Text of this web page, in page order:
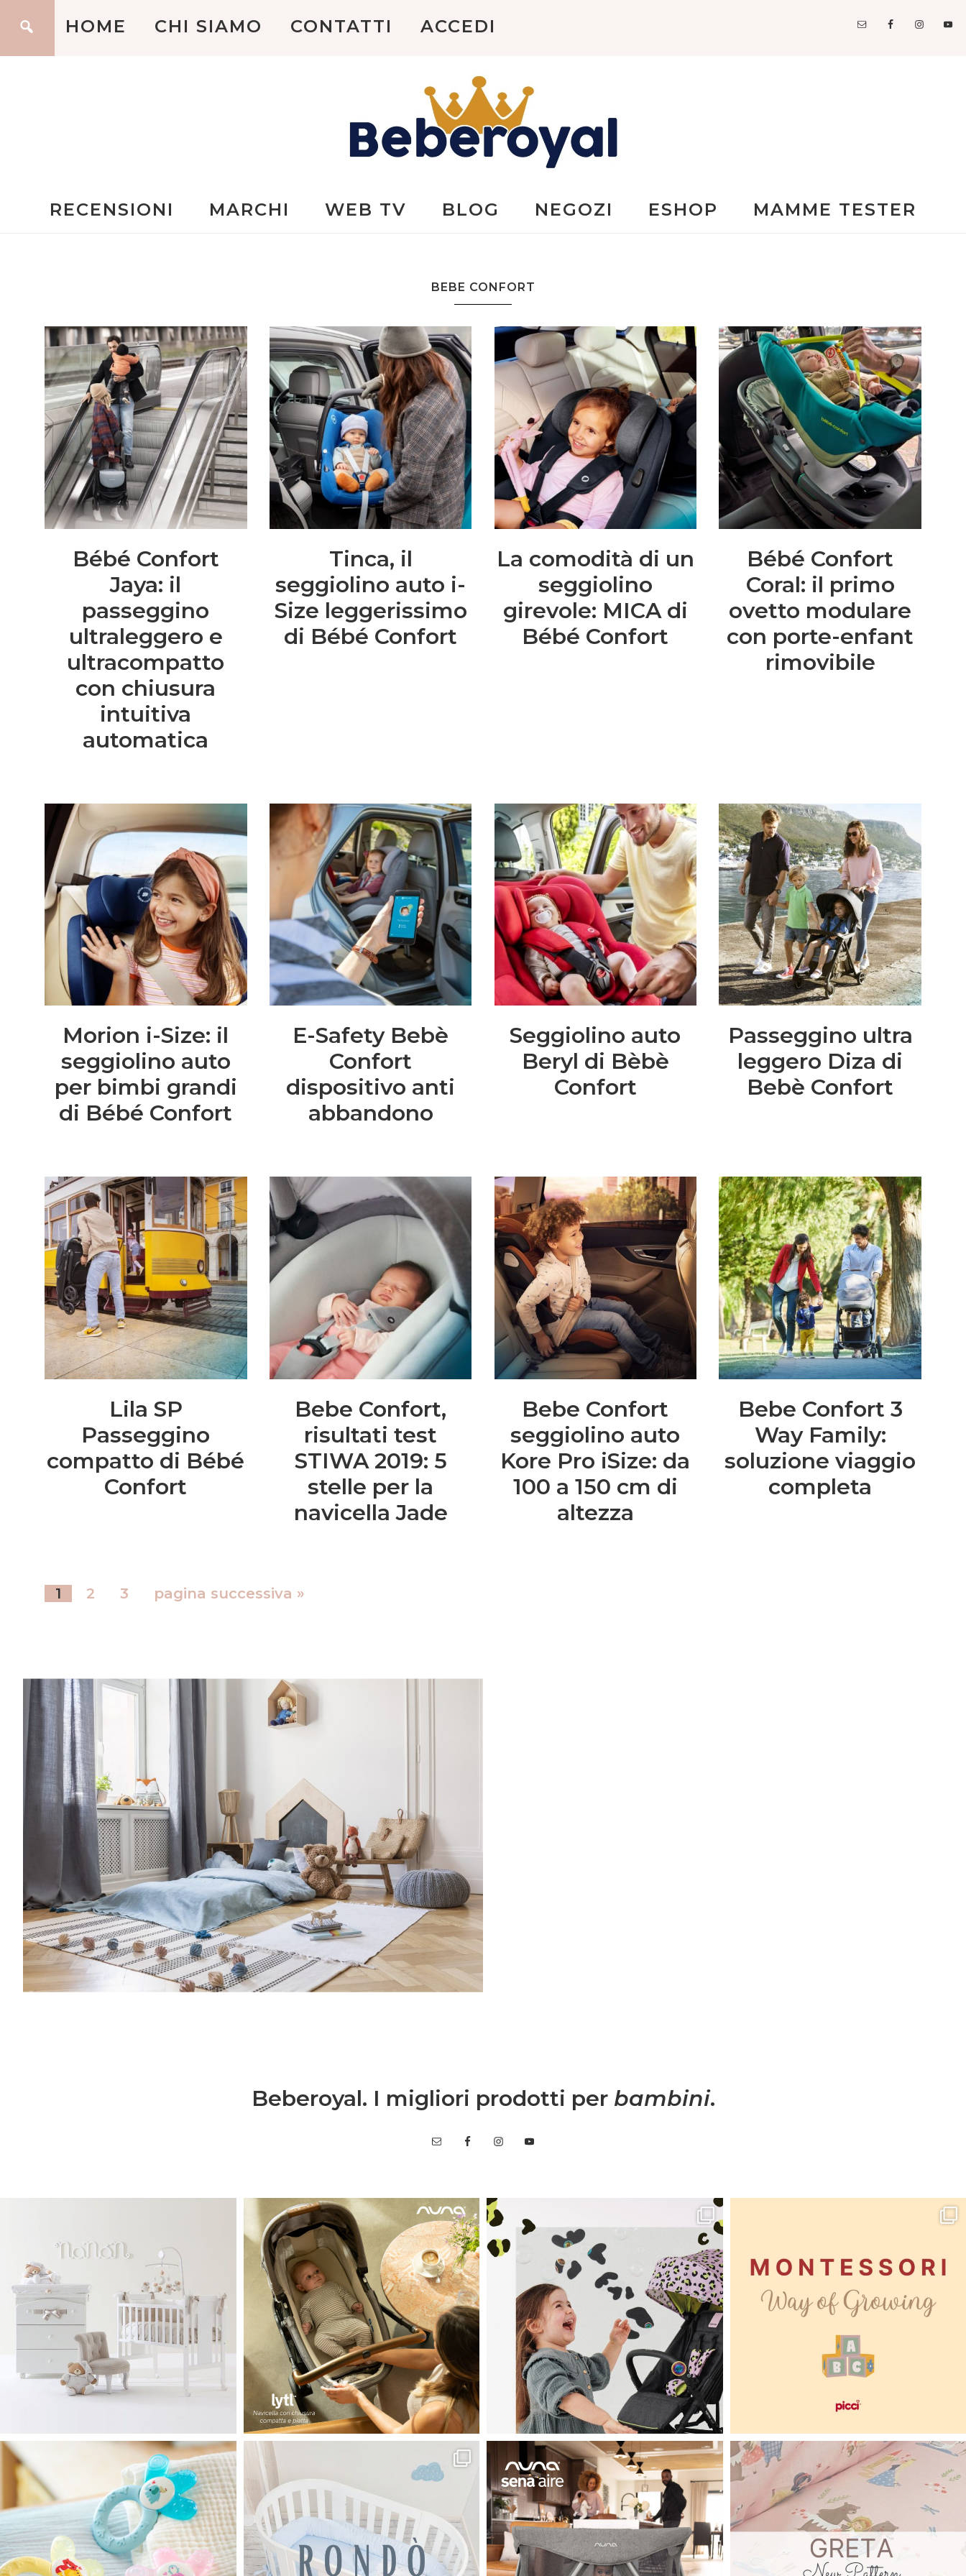
HOME CHI SIAMO CONTATTI ACCEDI
Beberoyal
RECENSIONI MARCHI WEB TV BLOG NEGOZI ESHOP MAMME TESTER
BEBE CONFORT
Bébé Confort
Jaya: il
passeggino
ultraleggero e
ultracompatto
con chiusura
intuitiva
automatica
Tinca, il
seggiolino auto i-
Size leggerissimo
di Bébé Confort
La comodità di un
seggiolino
girevole: MICA di
Bébé Confort
Bébé Confort
Coral: il primo
ovetto modulare
con porte-enfant
rimovibile
Morion i-Size: il
seggiolino auto
per bimbi grandi
di Bébé Confort
E-Safety Bebè
Confort
dispositivo anti
abbandono
Seggiolino auto
Beryl di Bèbè
Confort
Passeggino ultra
leggero Diza di
Bebè Confort
Lila SP
Passeggino
compatto di Bébé
Confort
Bebe Confort,
risultati test
STIWA 2019: 5
stelle per la
navicella Jade
Bebe Confort
seggiolino auto
Kore Pro iSize: da
100 a 150 cm di
altezza
Bebe Confort 3
Way Family:
soluzione viaggio
completa
1 2 3 pagina successiva »
Entra anche tu nel mondo delle Royal Families: la nostra
community è grandissima e speciale.Una volta al mese riceverai
consigli per rendere più semplice l’organizzazione della tua
famiglia, grazie a spunti su genitorialità, crescita, cucina,
creatività, vita lavorativa. Entra anche tu nel mondo delle Royal
Families: la nostra community è grandissima e speciale.Una volta
al mese riceverai consigli per rendere più semplice
l’organizzazione della tua famiglia, grazie a spunti su genitorialità,
crescita, cucina, creatività, vita lavorativa.Entra anche tu nel
mondo delle Royal Families: la nostra community è grandissima
e speciale.Una volta al mese riceverai consigli per rendere più
semplice l’organizzazione della tua famiglia, grazie a spunti su
genitorialità, crescita, cucina, creatività, vita lavorativa.
Beberoyal. I migliori prodotti per bambini.